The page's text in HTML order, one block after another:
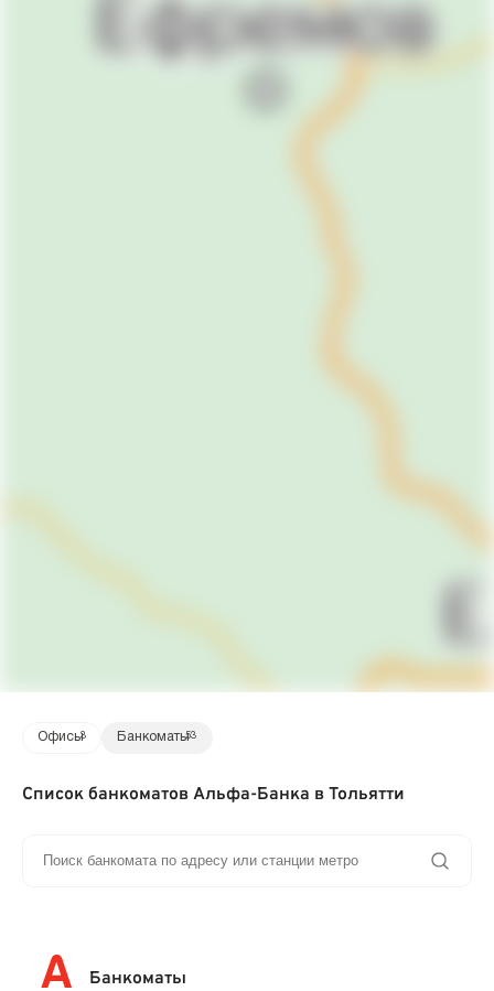
Офисы3 Банкоматы53
Список банкоматов Альфа-Банка в Тольятти
Банкоматы